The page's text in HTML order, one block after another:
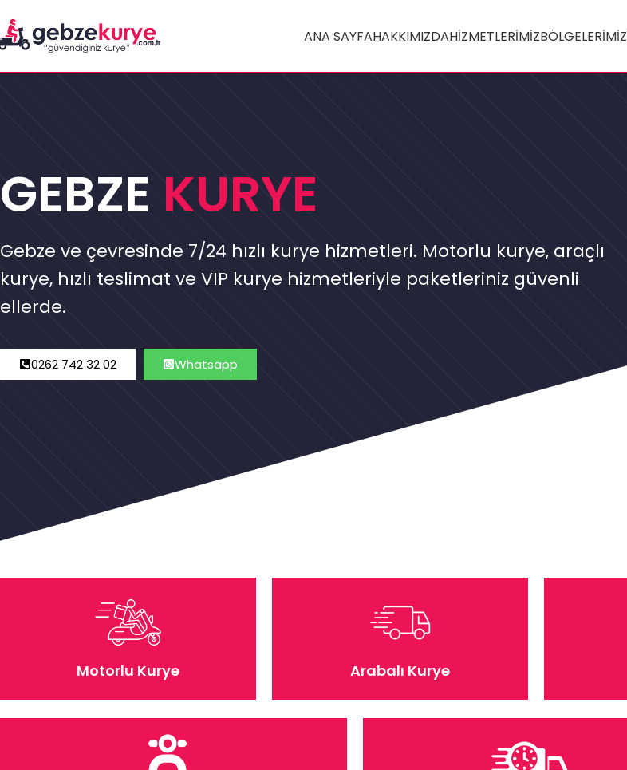
ANA SAYFAHAKKIMIZDAHIZMETLERIMIZBÖLGELERIMIZ
GEBZE KURYE
Gebze ve çevresinde 7/24 hızlı kurye hizmetleri. Motorlu kurye, araçlı
kurye, hızlı teslimat ve VIP kurye hizmetleriyle paketleriniz güvenli
ellerde.
0262 742 32 02 Whatsapp
Motorlu Kurye Arabalı Kurye